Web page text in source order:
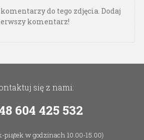
do tego zdjęcia. Dodaj
komentarz!
się z nami:
604 425 532
piątek w godzinach 10.00-15.00)